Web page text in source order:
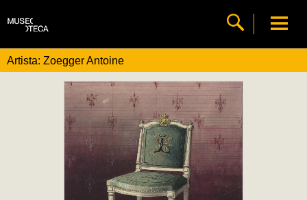
Artista: Zoegger Antoine